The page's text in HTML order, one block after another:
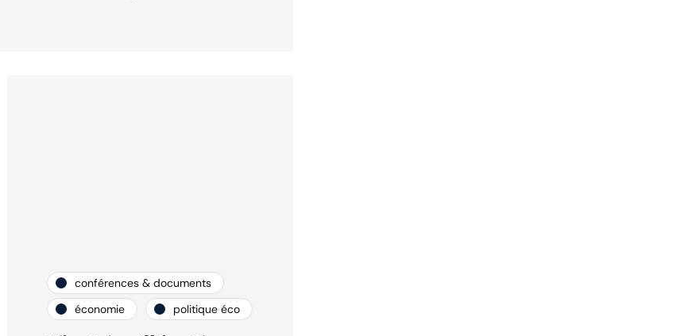
conférences & documents
économie
politique éco